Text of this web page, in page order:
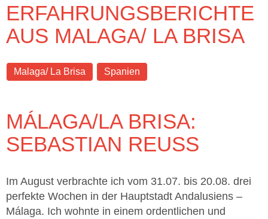
ERFAHRUNGSBERICHTE
AUS MALAGA/ LA BRISA
Malaga/ La Brisa Spanien
MÁLAGA/LA BRISA:
SEBASTIAN REUSS
Im August verbrachte ich vom 31.07. bis 20.08. drei
perfekte Wochen in der Hauptstadt Andalusiens –
Málaga. Ich wohnte in einem ordentlichen und